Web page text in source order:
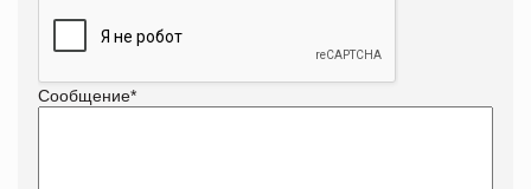
Сообщение*